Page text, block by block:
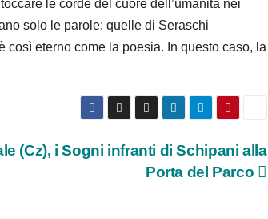
le corde del cuore dell’umanità nei
solo le parole: quelle di Seraschi
eterno come la poesia. In questo caso, la
(Cz), i Sogni infranti di Schipani alla
Porta del Parco